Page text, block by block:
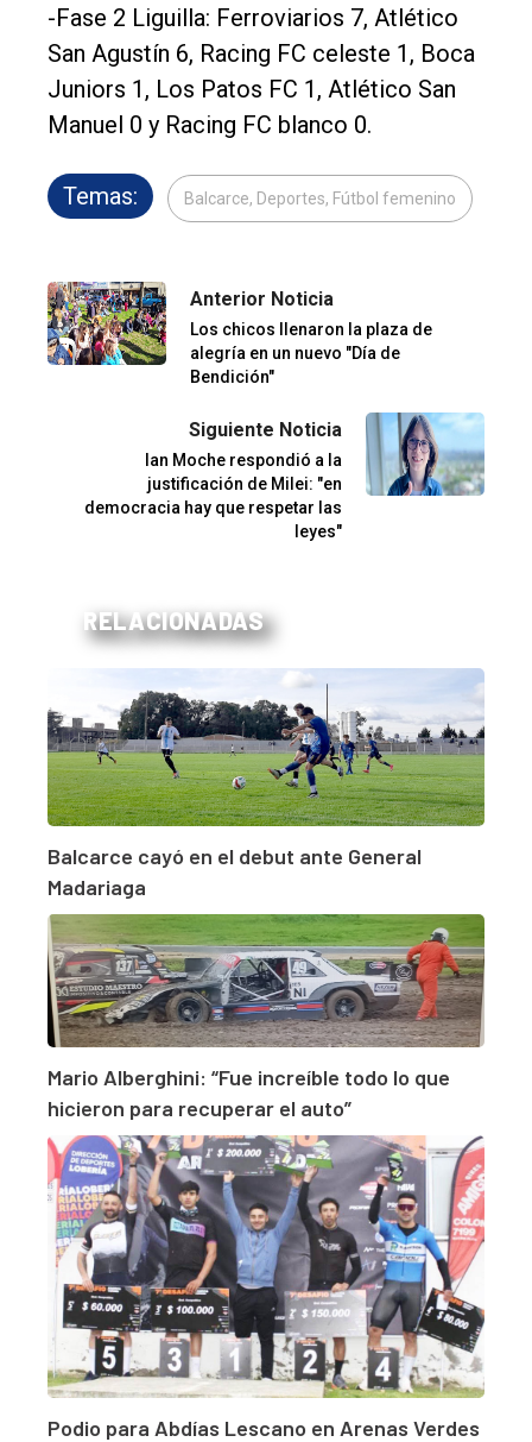
-Fase 2 Liguilla: Ferroviarios 7, Atlético
San Agustín 6, Racing FC celeste 1, Boca
Juniors 1, Los Patos FC 1, Atlético San
Manuel 0 y Racing FC blanco 0.
Temas: Balcarce, Deportes, Fútbol femenino
Anterior Noticia
Los chicos llenaron la plaza de
alegría en un nuevo "Día de
Bendición"
Siguiente Noticia
Ian Moche respondió a la
justificación de Milei: "en
democracia hay que respetar las
leyes"
RELACIONADAS
Balcarce cayó en el debut ante General
Madariaga
Mario Alberghini: “Fue increíble todo lo que
hicieron para recuperar el auto”
Podio para Abdías Lescano en Arenas Verdes